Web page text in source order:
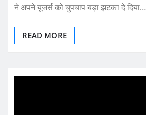
ने अपने यूजर्स को चुपचाप बड़ा झटका दे दिया…
READ MORE